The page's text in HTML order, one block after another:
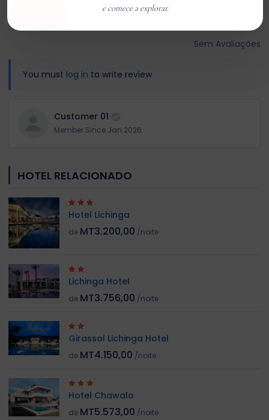
Sem Avaliações
You must log in to write review
Customer 01
Member Since Jan 2026
HOTEL RELACIONADO
Hotel Lichinga
de MT3.200,00 /noite
Lichinga Hotel
de MT3.756,00 /noite
Girassol Lichinga Hotel
de MT4.150,00 /noite
Hotel Chawalo
de MT5.573,00 /noite
e comece a explorar.